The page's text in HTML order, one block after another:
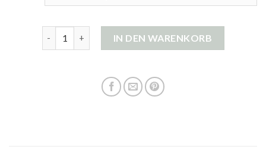
IN DEN WARENKORB